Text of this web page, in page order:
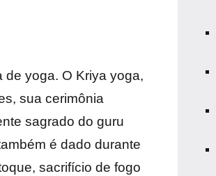
de yoga. O Kriya yoga,
sua cerimônia
sagrado do guru
é dado durante
sacrifício de fogo